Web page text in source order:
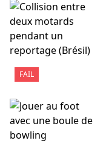
FAIL